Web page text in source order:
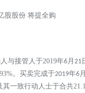
股股份 将提全购
人与接管人于2019年6月 21
。买卖完成于2019年6月
其一致行动人士于合共